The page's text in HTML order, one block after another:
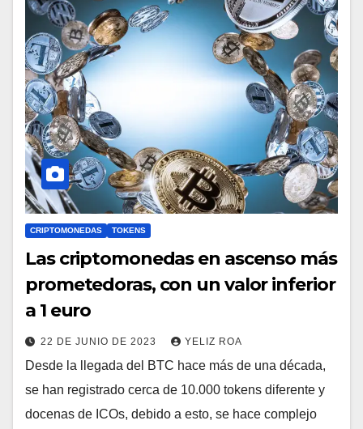
CRIPTOMONEDAS TOKENS
Las criptomonedas en ascenso más
prometedoras, con un valor inferior
a 1 euro
22 DE JUNIO DE 2023 YELIZ ROA
Desde la llegada del BTC hace más de una década,
se han registrado cerca de 10.000 tokens diferente y
docenas de ICOs, debido a esto, se hace complejo